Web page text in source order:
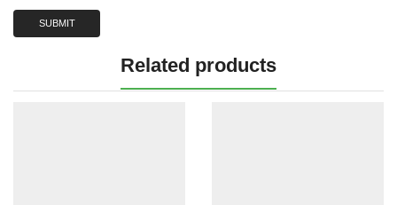
Related products